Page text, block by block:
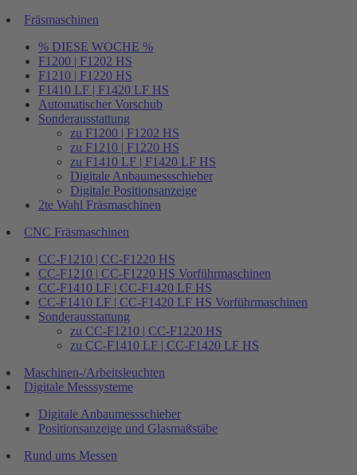
Fräsmaschinen
% DIESE WOCHE %
F1200 | F1202 HS
F1210 | F1220 HS
F1410 LF | F1420 LF HS
Automatischer Vorschub
Sonderausstattung
zu F1200 | F1202 HS
zu F1210 | F1220 HS
zu F1410 LF | F1420 LF HS
Digitale Anbaumessschieber
Digitale Positionsanzeige
2te Wahl Fräsmaschinen
CNC Fräsmaschinen
CC-F1210 | CC-F1220 HS
CC-F1210 | CC-F1220 HS Vorführmaschinen
CC-F1410 LF | CC-F1420 LF HS
CC-F1410 LF | CC-F1420 LF HS Vorführmaschinen
Sonderausstattung
zu CC-F1210 | CC-F1220 HS
zu CC-F1410 LF | CC-F1420 LF HS
Maschinen-/Arbeitsleuchten
Digitale Messsysteme
Digitale Anbaumessschieber
Positionsanzeige und Glasmaßstäbe
Rund ums Messen